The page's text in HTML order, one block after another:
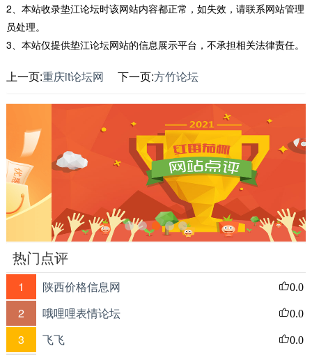
2、本站收录垫江论坛时该网站内容都正常，如失效，请联系网站管理
员处理。
3、本站仅提供垫江论坛网站的信息展示平台，不承担相关法律责任。
上一页:重庆it论坛网 下一页:方竹论坛
热门点评
1 陕西价格信息网 0.0
2 哦哩哩表情论坛 0.0
3 飞飞 0.0